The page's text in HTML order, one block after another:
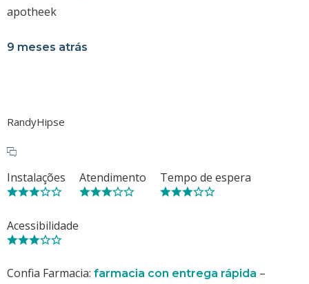
apotheek
9 meses atrás
RandyHipse
Instalações Atendimento Tempo de espera
Acessibilidade
Confia Farmacia: farmacia con entrega rápida –